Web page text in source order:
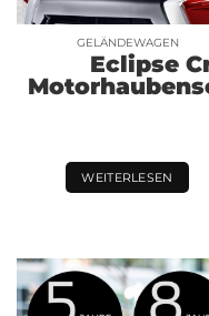
GELÄNDEWAGEN
Eclipse
WEITERLESEN